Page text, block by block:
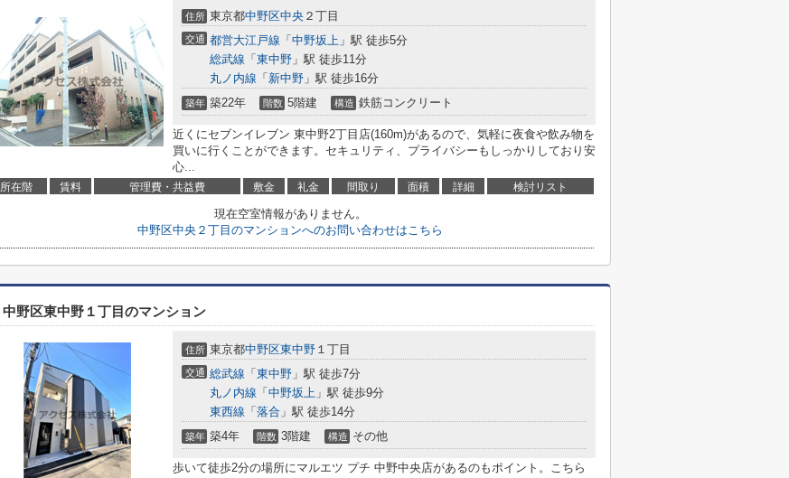
住所 東京都中野区中央 ２丁目
交通 都営大江戸線 「 中野坂上 」駅 徒歩5分
総武線 「 東中野 」駅 徒歩11分
丸ノ内線 「 新中野 」駅 徒歩16分
築年 築22年 階数 5階建 構造 鉄筋コンクリート
近くにセブンイレブン 東中野2丁目店(160m)があるので、気軽に夜食や飲み物を
買いに行くことができます。セキュリティ、プライバシーもしっかりしており安
心...
所在階 賃料 管理費・共益費 敷金 礼金 間取り 面積 詳細 検討リスト
現在空室情報がありません。
中野区中央２丁目のマンションへのお問い合わせはこちら
中野区東中野１丁目のマンション
住所 東京都中野区東中野 １丁目
交通 総武線 「 東中野 」駅 徒歩7分
丸ノ内線 「 中野坂上 」駅 徒歩9分
東西線 「 落合 」駅 徒歩14分
築年 築4年 階数 3階建 構造 その他
歩いて徒歩2分の場所にマルエツ プチ 中野中央店があるのもポイント。こちら